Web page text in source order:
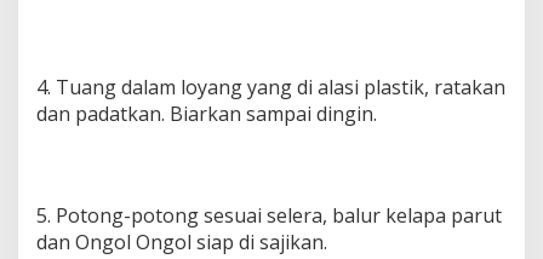
4. Tuang dalam loyang yang di alasi plastik, ratakan
dan padatkan. Biarkan sampai dingin.
5. Potong-potong sesuai selera, balur kelapa parut
dan Ongol Ongol siap di sajikan.